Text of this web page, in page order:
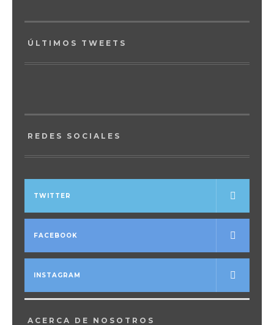
ÚLTIMOS TWEETS
REDES SOCIALES
TWITTER
FACEBOOK
INSTAGRAM
ACERCA DE NOSOTROS